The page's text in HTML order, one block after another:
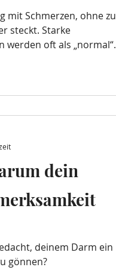
mit Schmerzen, ohne zu
steckt. Starke
werden oft als „normal“
Sie ist
– und genau
dein
deinem Darm ein
gönnen?